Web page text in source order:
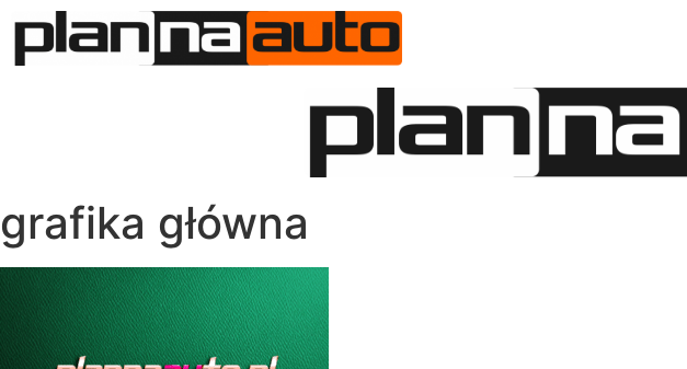
grafika główna